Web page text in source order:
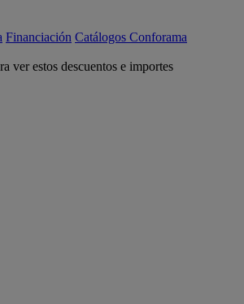
Financiación Catálogos Conforama
ver estos descuentos e importes